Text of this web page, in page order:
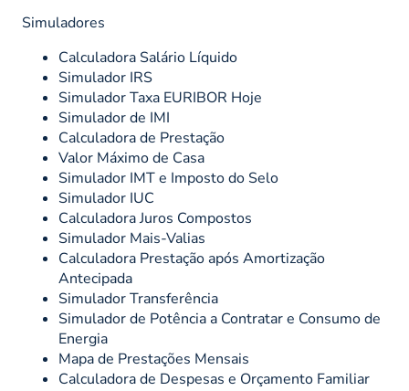
Simuladores
Calculadora Salário Líquido
Simulador IRS
Simulador Taxa EURIBOR Hoje
Simulador de IMI
Calculadora de Prestação
Valor Máximo de Casa
Simulador IMT e Imposto do Selo
Simulador IUC
Calculadora Juros Compostos
Simulador Mais-Valias
Calculadora Prestação após Amortização
Antecipada
Simulador Transferência
Simulador de Potência a Contratar e Consumo de
Energia
Mapa de Prestações Mensais
Calculadora de Despesas e Orçamento Familiar